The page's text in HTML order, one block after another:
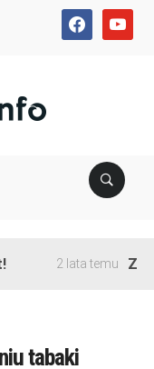
facebookyoutube
2 lata temu
tabaki